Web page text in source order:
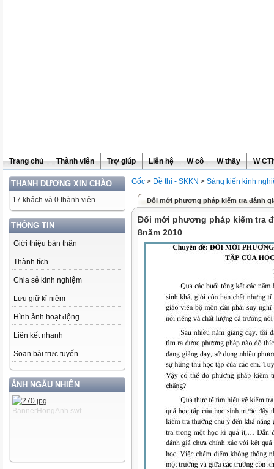
Trang chủ Thành viên Trợ giúp Liên hệ W cô W thầy W
THANH DƯƠNG XIN CHÀO
17 khách và 0 thành viên
THÔNG TIN
Giới thiệu bản thân
Thành tích
Chia sẻ kinh nghiệm
Lưu giữ kỉ niệm
Hình ảnh hoạt động
Liên kết nhanh
Soạn bài trực tuyến
ẢNH NGẪU NHIÊN
Gốc > Đề thi - SKKN > Sáng kiến kinh
Đổi mới phương pháp kiểm tra đánh
Đổi mới phương pháp kiểm tra
8năm 2010